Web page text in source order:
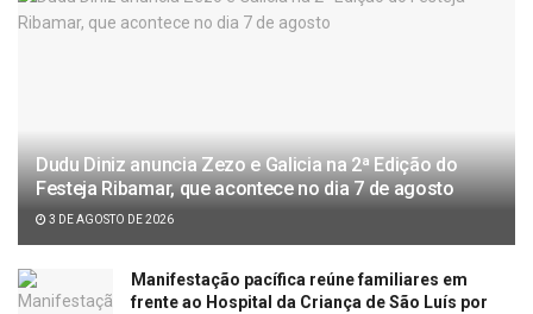
Dudu Diniz anuncia Zezo e Galicia na 2ª Edição do
Festeja Ribamar, que acontece no dia 7 de agosto
3 DE AGOSTO DE 2026
Manifestação pacífica reúne familiares em
frente ao Hospital da Criança de São Luís por